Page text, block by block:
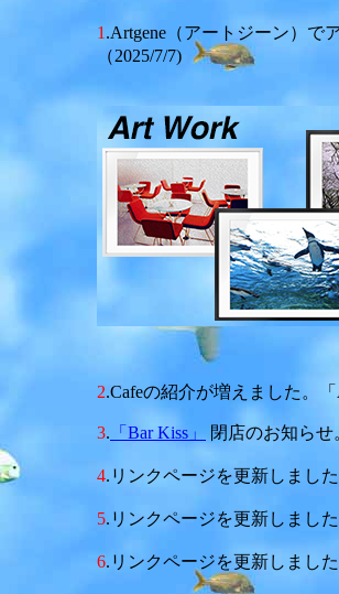
1 .Artgene（アートジーン）で
（2025/7/7)
2.Cafeの紹介が増えました。「
3. 「Bar Kiss」 閉店のお知らせ
4.リンクページを更新しました
5.リンクページを更新しました
6.リンクページを更新しました